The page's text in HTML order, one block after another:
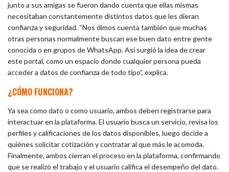
junto a sus amigas se fueron dando cuenta que ellas mismas
necesitaban constantemente distintos datos que les dieran
confianza y seguridad. “Nos dimos cuenta también que muchas
otras personas normalmente buscan ese buen dato entre gente
conocida o en grupos de WhatsApp. Así surgió la idea de crear
este portal, como un espacio donde cualquier persona pueda
acceder a datos de confianza de todo tipo”, explica.
¿CÓMO FUNCIONA?
Ya sea como dato o como usuario, ambos deben registrarse para
interactuar en la plataforma. El usuario busca un servicio, revisa los
perfiles y calificaciones de los datos disponibles, luego decide a
quiénes solicitar cotización y contratar al que más le acomoda.
Finalmente, ambos cierran el proceso en la plataforma, confirmando
que se realizó el trabajo y el usuario califica el desempeño del dato.